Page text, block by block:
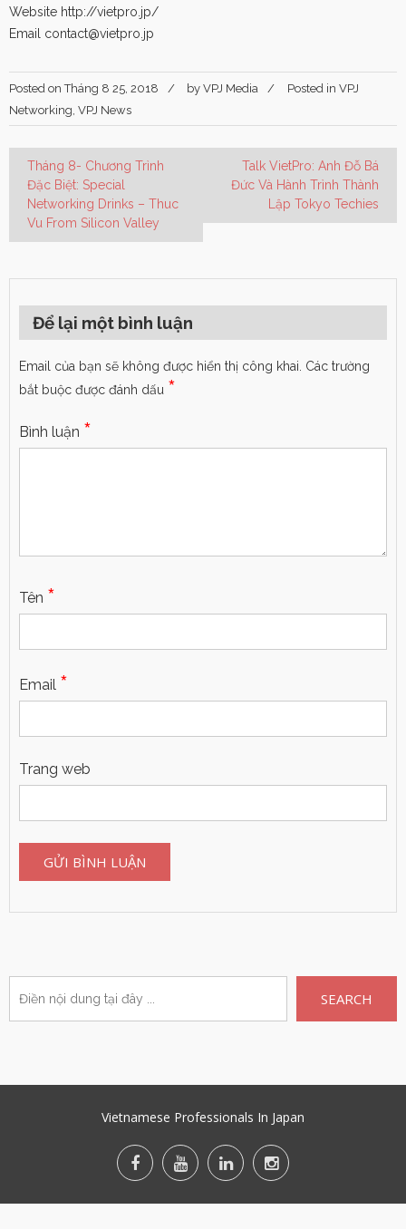
Website http://vietpro.jp/
Email contact@vietpro.jp
Posted onTháng 8 25, 2018 by VPJ Media Posted in VPJ
Networking, VPJ News
Tháng 8- Chương Trình
Đặc Biệt: Special
Networking Drinks – Thuc
Vu From Silicon Valley
Talk VietPro: Anh Đỗ Bá
Đức Và Hành Trình Thành
Lập Tokyo Techies
Để lại một bình luận
Email của bạn sẽ không được hiển thị công khai. Các trường
bắt buộc được đánh dấu *
Bình luận *
Tên *
Email *
Trang web
SEARCH
Vietnamese Professionals In Japan